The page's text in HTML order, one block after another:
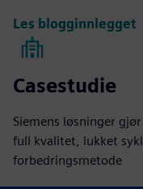
Les blogginnlegget
Casestudie
Siemens løsninger
full kvalitet, lukket
forbedringsmetode